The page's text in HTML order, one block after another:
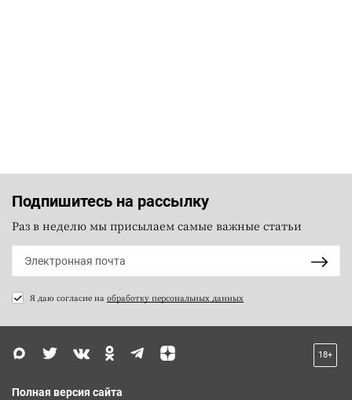
Подпишитесь на рассылку
Раз в неделю мы присылаем самые важные статьи
Я даю согласие на обработку персональных данных
18+
Полная версия сайта